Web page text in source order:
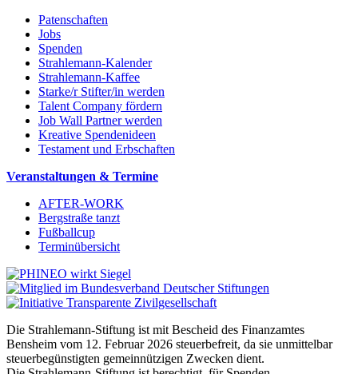
Patenschaften
Jobs
Spenden
Strahlemann-Kalender
Strahlemann-Kaffee
Starke/r Stifter/in werden
Talent Company fördern
Job Wall Partner werden
Kreative Spendenideen
Testament und Erbschaften
Veranstaltungen & Termine
AFTER-WORK
Bergstraße tanzt
Fußballcup
Terminübersicht
Die Strahlemann-Stiftung ist mit Bescheid des Finanzamtes
Bensheim vom 12. Februar 2026 steuerbefreit, da sie unmittelbar
steuerbegünstigten gemeinnützigen Zwecken dient.